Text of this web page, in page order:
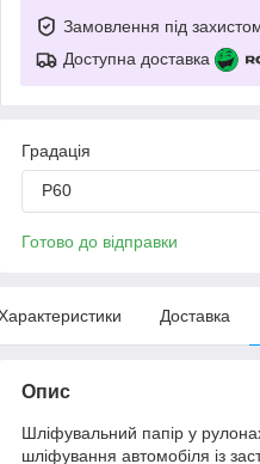
Замовлення під
Доступна доставка
Градація
P60
Готово до відправки
Доставка
Опис
Шліфувальний папір у
шліфування автомобіля із